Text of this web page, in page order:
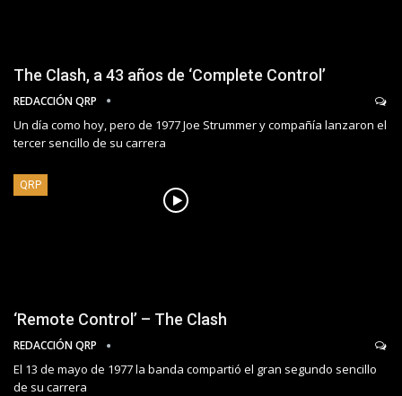
The Clash, a 43 años de ‘Complete Control’
REDACCIÓN QRP
Un día como hoy, pero de 1977 Joe Strummer y compañía lanzaron el
tercer sencillo de su carrera
QRP
‘Remote Control’ – The Clash
REDACCIÓN QRP
El 13 de mayo de 1977 la banda compartió el gran segundo sencillo
de su carrera